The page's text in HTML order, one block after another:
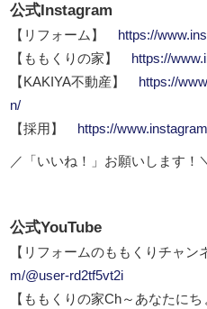
公式Instagram
【リフォーム】
https://
【ももくりの家】
https://
【KAKIYA不動産】
https://
n/
【採用】
https://
／「いいね！」お願いします！
公式YouTube
【リフォームのももくりチャ
m/@user-rd2tf5vt2i
【ももくりの家Ch～あなたに